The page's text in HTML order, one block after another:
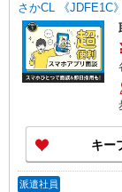
さかCL 《JDFE1C》
キー
派遣社員